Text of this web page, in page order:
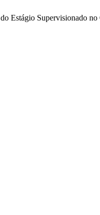
Estágio Supervisionado